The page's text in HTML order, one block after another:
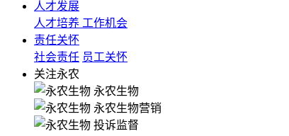
人才发展
人才培养 工作机会
责任关怀
社会责任 员工关怀
关注永农
永农生物
永农生物营销
投诉监督